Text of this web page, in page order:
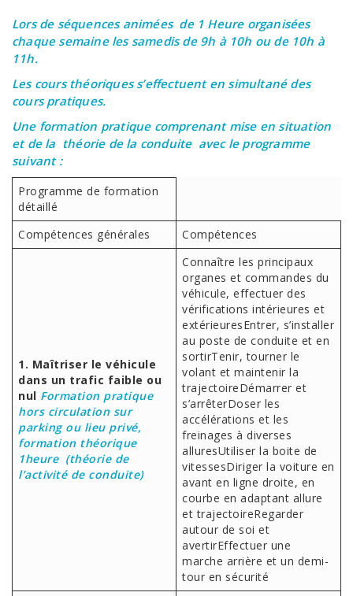
Lors de séquences animées de 1 Heure organisées
chaque semaine les samedis de 9h à 10h ou de 10h à
11h.
Les cours théoriques s’effectuent en simultané des
cours pratiques.
Une formation pratique comprenant mise en situation
et de la théorie de la conduite avec le programme
suivant :
Programme de formation
détaillé
Compétences générales
Compétences
1. Maîtriser le véhicule
dans un trafic faible ou
nul Formation pratique
hors circulation sur
parking ou lieu privé,
formation théorique
1heure (théorie de
l’activité de conduite)
Connaître les principaux
organes et commandes du
véhicule, effectuer des
vérifications intérieures et
extérieuresEntrer, s’installer
au poste de conduite et en
sortirTenir, tourner le
volant et maintenir la
trajectoireDémarrer et
s’arrêterDoser les
accélérations et les
freinages à diverses
alluresUtiliser la boite de
vitessesDiriger la voiture en
avant en ligne droite, en
courbe en adaptant allure
et trajectoireRegarder
autour de soi et
avertirEffectuer une
marche arrière et un demi-
tour en sécurité